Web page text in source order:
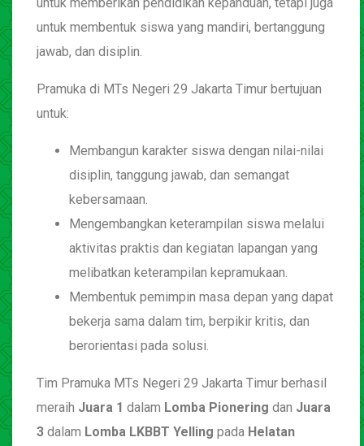
untuk membentuk siswa yang mandiri, bertanggung
jawab, dan disiplin.
Pramuka di MTs Negeri 29 Jakarta Timur bertujuan
untuk:
Membangun karakter siswa dengan nilai-nilai
disiplin, tanggung jawab, dan semangat
kebersamaan.
Mengembangkan keterampilan siswa melalui
aktivitas praktis dan kegiatan lapangan yang
melibatkan keterampilan kepramukaan.
Membentuk pemimpin masa depan yang dapat
bekerja sama dalam tim, berpikir kritis, dan
berorientasi pada solusi.
Tim Pramuka MTs Negeri 29 Jakarta Timur berhasil
meraih Juara 1 dalam Lomba Pionering dan Juara
3 dalam Lomba LKBBT Yelling pada Helatan